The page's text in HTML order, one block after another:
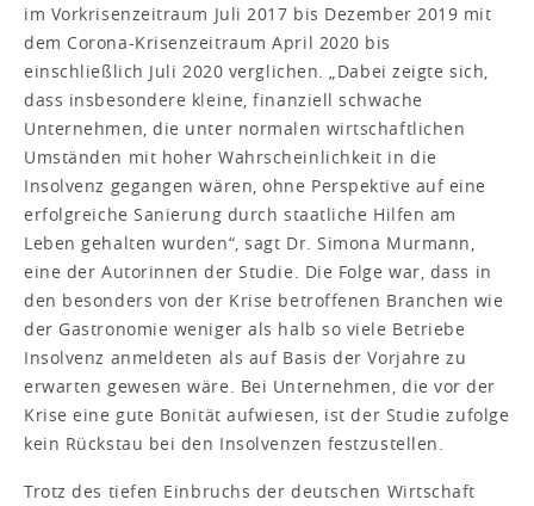
im Vorkrisenzeitraum Juli 2017 bis Dezember 2019 mit
dem Corona-Krisenzeitraum April 2020 bis
einschließlich Juli 2020 verglichen. „Dabei zeigte sich,
dass insbesondere kleine, finanziell schwache
Unternehmen, die unter normalen wirtschaftlichen
Umständen mit hoher Wahrscheinlichkeit in die
Insolvenz gegangen wären, ohne Perspektive auf eine
erfolgreiche Sanierung durch staatliche Hilfen am
Leben gehalten wurden“, sagt Dr. Simona Murmann,
eine der Autorinnen der Studie. Die Folge war, dass in
den besonders von der Krise betroffenen Branchen wie
der Gastronomie weniger als halb so viele Betriebe
Insolvenz anmeldeten als auf Basis der Vorjahre zu
erwarten gewesen wäre. Bei Unternehmen, die vor der
Krise eine gute Bonität aufwiesen, ist der Studie zufolge
kein Rückstau bei den Insolvenzen festzustellen.
Trotz des tiefen Einbruchs der deutschen Wirtschaft